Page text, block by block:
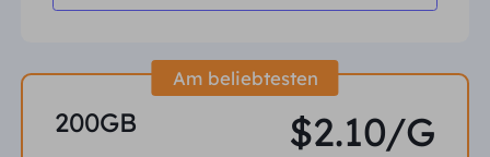
Am beliebtesten
200GB $2.10/G